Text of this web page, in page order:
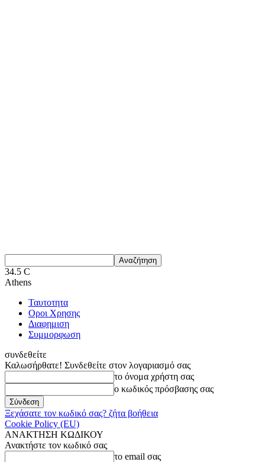
34.5 C
Athens
Ταυτοτητα
Οροι Χρησης
Διαφημιση
Συμμορφωση
συνδεθείτε
Καλωσήρθατε! Συνδεθείτε στον λογαριασμό σας
το όνομα χρήστη σας
ο κωδικός πρόσβασης σας
Ξεχάσατε τον κωδικό σας? ζήτα βοήθεια
Cookie Policy (EU)
ΑΝΑΚΤΗΣΗ ΚΩΔΙΚΟΥ
Ανακτήστε τον κωδικό σας
το email σας